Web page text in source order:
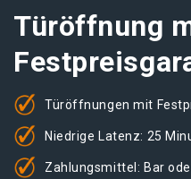
Türöffnung
Türöffnungen mit
Niedrige Latenz: 25
Zahlungsmittel: Bar